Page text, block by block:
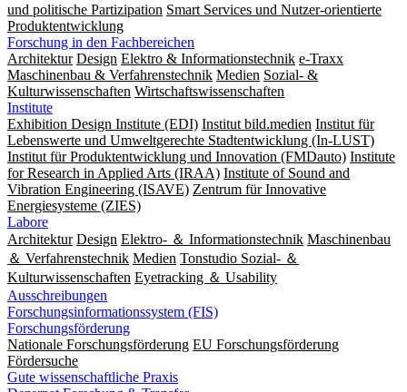
und politische Partizipation Smart Services und Nutzer-orientierte
Produktentwicklung
Forschung in den Fachbereichen
Architektur Design Elektro & Informationstechnik e-Traxx
Maschinenbau & Verfahrenstechnik Medien Sozial- &
Kulturwissenschaften Wirtschaftswissenschaften
Institute
Exhibition Design Institute (EDI) Institut bild.medien Institut für
Lebenswerte und Umweltgerechte Stadtentwicklung (In-LUST)
Institut für Produktentwicklung und Innovation (FMDauto) Institute
for Research in Applied Arts (IRAA) Institute of Sound and
Vibration Engineering (ISAVE) Zentrum für Innovative
Energiesysteme (ZIES)
Labore
Architektur Design Elektro- ＆ Informationstechnik Maschinenbau
＆ Verfahrenstechnik Medien Tonstudio Sozial- ＆
Kulturwissenschaften Eyetracking ＆ Usability
Ausschreibungen
Forschungsinformationssystem (FIS)
Forschungsförderung
Nationale Forschungsförderung EU Forschungsförderung
Fördersuche
Gute wissenschaftliche Praxis